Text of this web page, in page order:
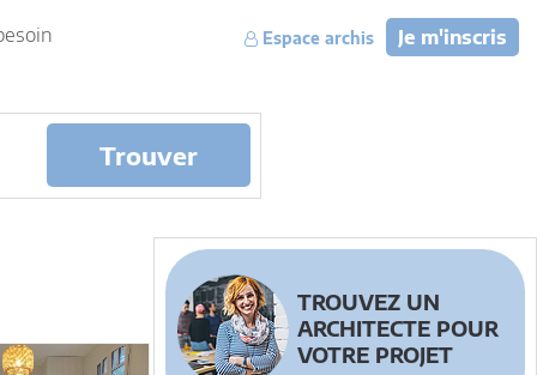
Je m'inscris
Espace archis
Trouver
TROUVEZ UN
ARCHITECTE POUR
VOTRE PROJET